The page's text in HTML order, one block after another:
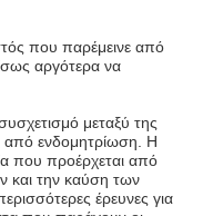
που παρέμεινε από
αργότερα να
μεταξύ της
από ενδομητρίωση. Η
που προέρχεται από
και την καύση των
έρευνες για